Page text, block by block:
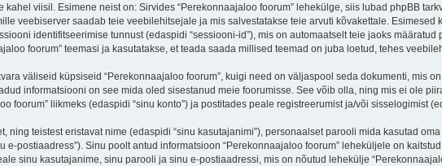
viisil. Esimene neist on: Sirvides “Perekonnaajaloo foorum” lehekülge, siis lubad phpBB
veebiserver saadab teie veebilehitsejale ja mis salvestatakse teie arvuti kõvakettale.
identifitseerimise tunnust (edaspidi “sessiooni-id”), mis on automaatselt teie jaoks
foorum” teemasi ja kasutatakse, et teada saada millised teemad on juba loetud, tehes
väliseid küpsiseid “Perekonnaajaloo foorum”, kuigi need on väljaspool seda dokumenti, mis
informatsiooni on see mida oled sisestanud meie foorumisse. See võib olla, ning mis ei ole
foorum” liikmeks (edaspidi “sinu konto”) ja postitades peale registreerumist ja/või sisselogimist
ning teistest eristavat nime (edaspidi “sinu kasutajanimi”), personaalset parooli mida kasutad
e-postiaadress”). Sinu poolt antud informatsioon “Perekonnaajaloo foorum” leheküljele on
sinu kasutajanime, sinu parooli ja sinu e-postiaadressi, mis on nõutud lehekülje